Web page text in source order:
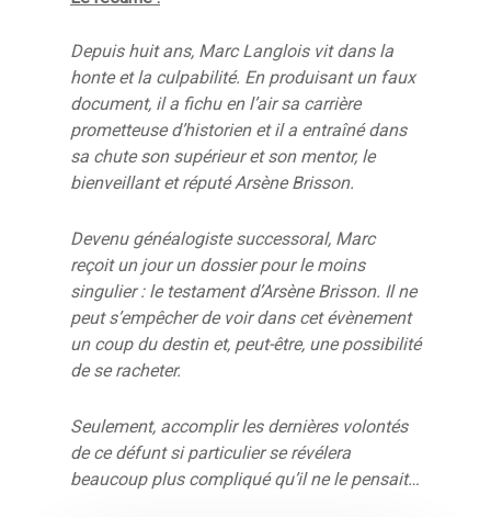
Depuis huit ans, Marc Langlois vit dans la
honte et la culpabilité. En produisant un faux
document, il a fichu en l’air sa carrière
prometteuse d’historien et il a entraîné dans
sa chute son supérieur et son mentor, le
bienveillant et réputé Arsène Brisson.
Devenu généalogiste successoral, Marc
reçoit un jour un dossier pour le moins
singulier : le testament d’Arsène Brisson. Il ne
peut s’empêcher de voir dans cet évènement
un coup du destin et, peut-être, une possibilité
de se racheter.
Seulement, accomplir les dernières volontés
de ce défunt si particulier se révélera
beaucoup plus compliqué qu’il ne le pensait…